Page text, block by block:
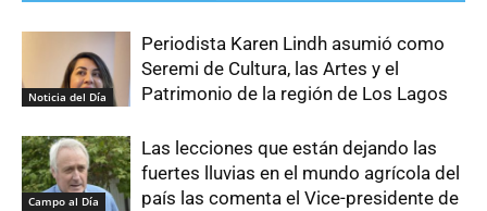
Noticia del Día
Periodista Karen Lindh asumió como
Seremi de Cultura, las Artes y el
Patrimonio de la región de Los Lagos
Campo al Día
Las lecciones que están dejando las
fuertes lluvias en el mundo agrícola del
país las comenta el Vice-presidente de